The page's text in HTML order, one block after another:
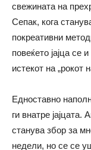
свежината на
Сепак, кога
покреативни
повеќето јајца се
истекот на „рокот
Едноставно
ги внатре јајцата.
станува збор за
недели, но се се